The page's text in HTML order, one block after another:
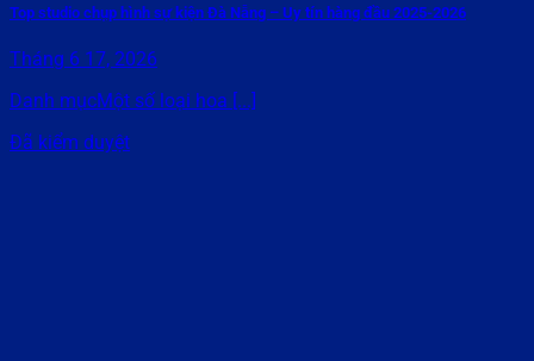
Top studio chụp hình sự kiện Đà Nẵng – Uy tín hàng đầu 2025-2026
Tháng 6 17, 2026
Danh mụcMột số loại hoa [...]
Đã kiểm duyệt